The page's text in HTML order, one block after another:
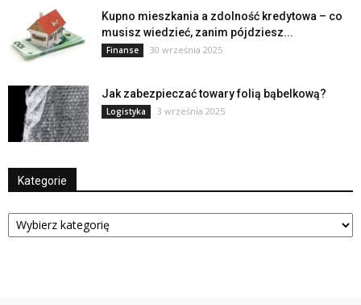
Kupno mieszkania a zdolność kredytowa – co
musisz wiedzieć, zanim pójdziesz...
Finanse 30 września 2025
Jak zabezpieczać towary folią bąbelkową?
Logistyka 3 września 2025
Kategorie
Kategorie